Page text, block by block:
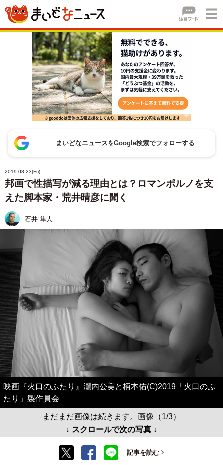
まいどなニュースをGoogle検索でフォローする
2019.08.23(Fri)
邦画で性描写が減る理由とは？ロマンポルノを支
えた脚本家・荒井晴彦に聞く
石井 隼人
映画『火口のふたり』瀧内公美と柄本佑(C)2019「火口のふ
たり」製作員会
まだまだ画像は続きます。画像（1/3）
↓ スクロールで次の写真 ↓
記事を読む